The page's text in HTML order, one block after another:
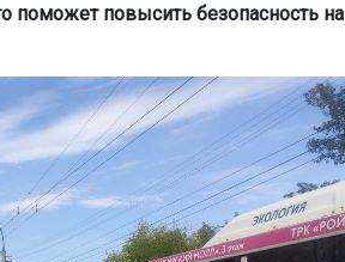
поможет повысить безопасность на